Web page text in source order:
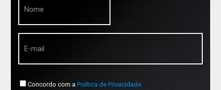
Concordo com a Política de Privacidade.